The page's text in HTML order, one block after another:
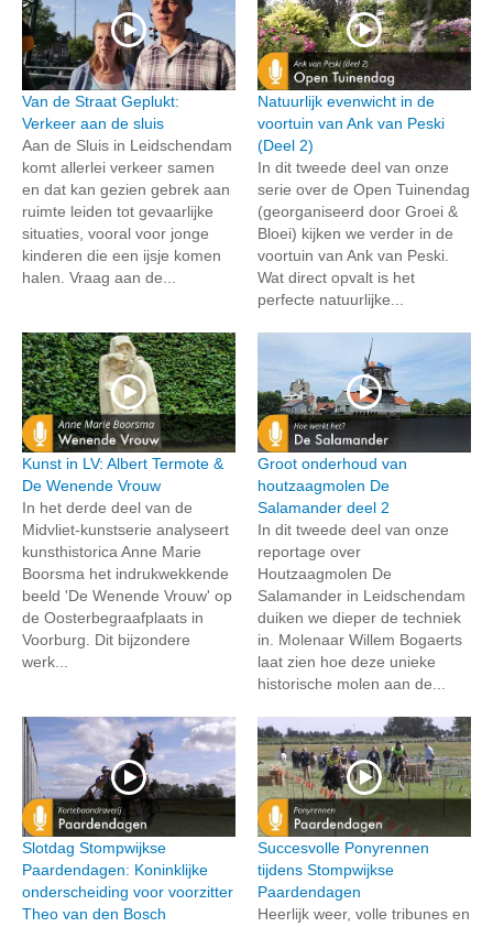
Van de Straat Geplukt:
Verkeer aan de sluis
Aan de Sluis in Leidschendam
komt allerlei verkeer samen
en dat kan gezien gebrek aan
ruimte leiden tot gevaarlijke
situaties, vooral voor jonge
kinderen die een ijsje komen
halen. Vraag aan de...
Natuurlijk evenwicht in de
voortuin van Ank van Peski
(Deel 2)
In dit tweede deel van onze
serie over de Open Tuinendag
(georganiseerd door Groei &
Bloei) kijken we verder in de
voortuin van Ank van Peski.
Wat direct opvalt is het
perfecte natuurlijke...
Kunst in LV: Albert Termote &
De Wenende Vrouw
In het derde deel van de
Midvliet-kunstserie analyseert
kunsthistorica Anne Marie
Boorsma het indrukwekkende
beeld 'De Wenende Vrouw' op
de Oosterbegraafplaats in
Voorburg. Dit bijzondere
werk...
Groot onderhoud van
houtzaagmolen De
Salamander deel 2
In dit tweede deel van onze
reportage over
Houtzaagmolen De
Salamander in Leidschendam
duiken we dieper de techniek
in. Molenaar Willem Bogaerts
laat zien hoe deze unieke
historische molen aan de...
Slotdag Stompwijkse
Paardendagen: Koninklijke
onderscheiding voor voorzitter
Theo van den Bosch
Succesvolle Ponyrennen
tijdens Stompwijkse
Paardendagen
Heerlijk weer, volle tribunes en